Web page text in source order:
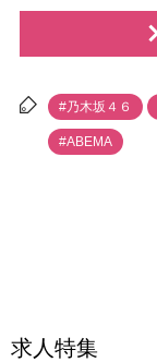
#乃木坂４６
#ABEMA
求人特集